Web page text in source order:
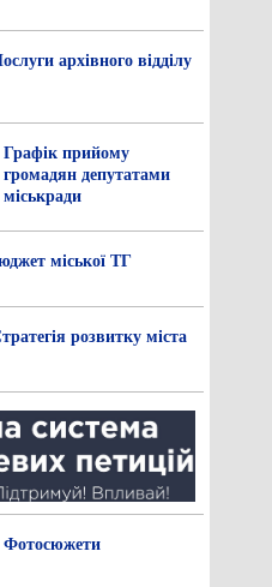
архівного відділу
Графік прийому
громадян депутатами
міськради
міської ТГ
розвитку міста
Фотосюжети